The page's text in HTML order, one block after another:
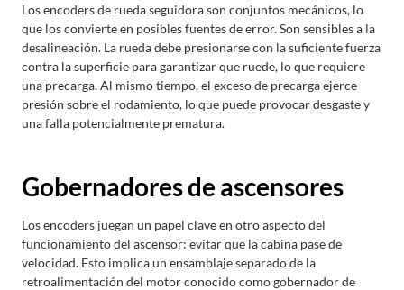
Los encoders de rueda seguidora son conjuntos mecánicos, lo
que los convierte en posibles fuentes de error. Son sensibles a la
desalineación. La rueda debe presionarse con la suficiente fuerza
contra la superficie para garantizar que ruede, lo que requiere
una precarga. Al mismo tiempo, el exceso de precarga ejerce
presión sobre el rodamiento, lo que puede provocar desgaste y
una falla potencialmente prematura.
Gobernadores de ascensores
Los encoders juegan un papel clave en otro aspecto del
funcionamiento del ascensor: evitar que la cabina pase de
velocidad. Esto implica un ensamblaje separado de la
retroalimentación del motor conocido como gobernador de